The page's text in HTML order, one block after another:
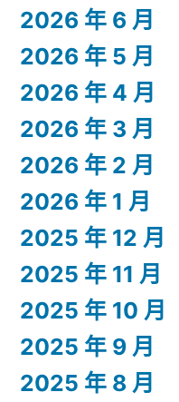
2026 年 6 月
2026 年 5 月
2026 年 4 月
2026 年 3 月
2026 年 2 月
2026 年 1 月
2025 年 12 月
2025 年 11 月
2025 年 10 月
2025 年 9 月
2025 年 8 月